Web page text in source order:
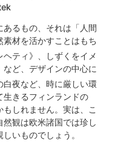
るもの、それは「人間
素材を活かすことはもち
ヘティ》、しずくをイメ
ど、デザインの中心に
白夜など、時に厳しい環
生きるフィンランドの
しれません。実は、こ
観は欧米諸国では珍し
いものでしょう。